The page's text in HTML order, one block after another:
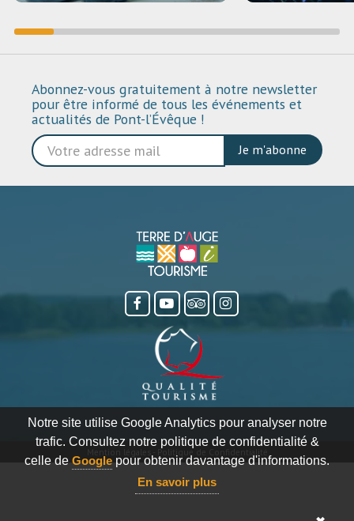
Notre site utilise Google Analytics pour analyser notre
trafic. Consultez notre politique de confidentialité &
celle de Google pour obtenir davantage d'informations.
En savoir plus
Abonnez-vous gratuitement à notre newsletter
pour être informé de tous les événements et
actualités de Pont-l’Évêque !
Je m'abonne
Politique de Confidentialité